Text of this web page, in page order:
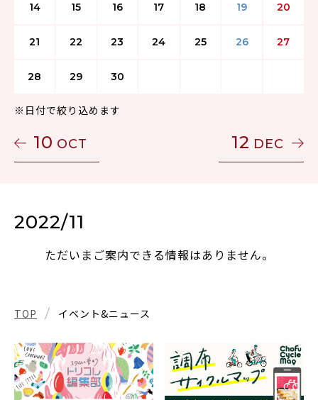
10 OCT
14 15 16 17 18 19 20
21 22 23 24 25 26 27
28 29 30
※日付で絞り込めます
12 DEC
2022/11
ただいまご案内できる情報はありません。
TOP イベント&ニュース